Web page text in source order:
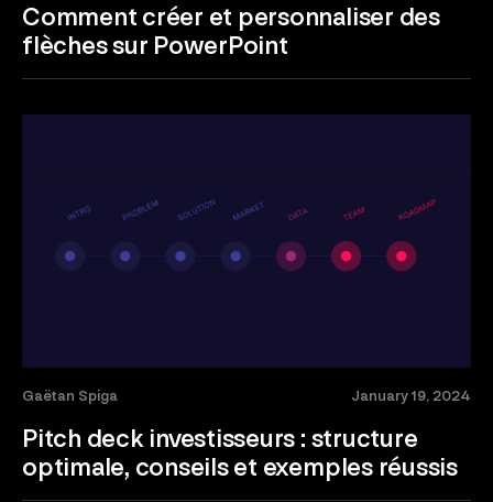
Comment créer et personnaliser des
flèches sur PowerPoint
Gaëtan Spiga January 19, 2024
Pitch deck investisseurs : structure
optimale, conseils et exemples réussis